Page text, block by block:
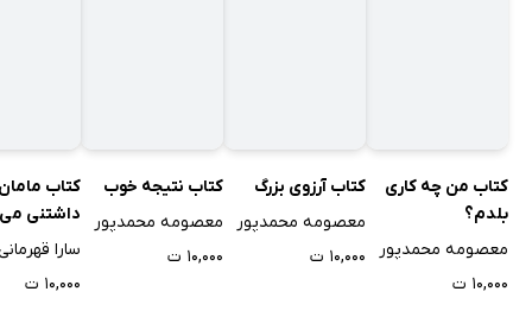
کتاب من چه کاری
بلدم؟
معصومه محمدپور
۱۰,۰۰۰ ت
کتاب آرزوی بزرگ
معصومه محمدپور
۱۰,۰۰۰ ت
کتاب نتیجه خوب
معصومه محمدپور
۱۰,۰۰۰ ت
کتاب
داشتنی
سارا
۱۰,۰۰۰ ت